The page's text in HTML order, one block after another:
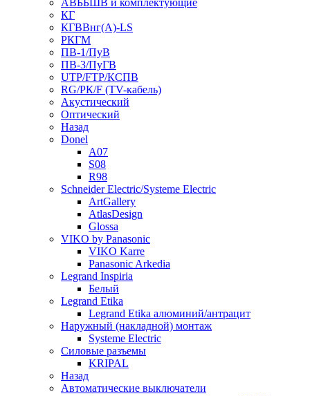
КГ
КГВВнг(А)-LS
РКГМ
ПВ-1/ПуВ
ПВ-3/ПуГВ
UTP/FTP/КСПВ
RG/РК/F (TV-кабель)
Акустический
Оптический
Назад
Donel
A07
S08
R98
Schneider Electric/Systeme Electric
ArtGallery
AtlasDesign
Glossa
VIKO by Panasonic
VIKO Karre
Panasonic Arkedia
Legrand Inspiria
Белый
Legrand Etika
Legrand Etika алюминий/антрацит
Наружный (накладной) монтаж
Systeme Electric
Силовые разъемы
KRIPAL
Назад
Автоматические выключатели